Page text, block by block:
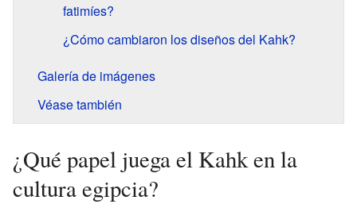
fatimíes?
¿Cómo cambiaron los diseños del Kahk?
Galería de imágenes
Véase también
¿Qué papel juega el Kahk en la
cultura egipcia?